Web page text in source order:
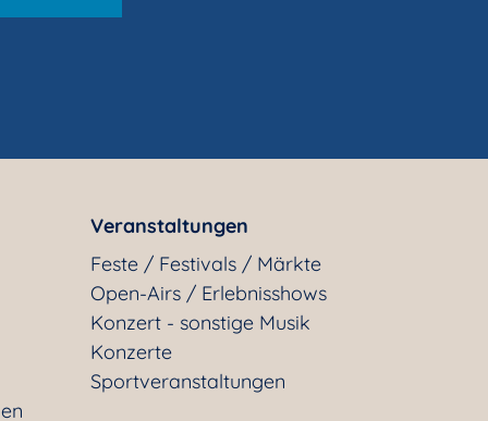
Veranstaltungen
Feste / Festivals / Märkte
Open-Airs / Erlebnisshows
Konzert - sonstige Musik
Konzerte
Sportveranstaltungen